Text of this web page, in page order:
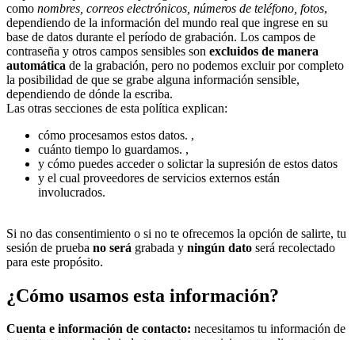
como nombres, correos electrónicos, números de teléfono, fotos,
dependiendo de la información del mundo real que ingrese en su
base de datos durante el período de grabación. Los campos de
contraseña y otros campos sensibles son excluidos de manera
automática de la grabación, pero no podemos excluir por completo
la posibilidad de que se grabe alguna información sensible,
dependiendo de dónde la escriba.
Las otras secciones de esta política explican:
cómo procesamos estos datos. ,
cuánto tiempo lo guardamos. ,
y cómo puedes acceder o solictar la supresión de estos datos
y el cual proveedores de servicios externos están
involucrados.
Si no das consentimiento o si no te ofrecemos la opción de salirte, tu
sesión de prueba no será grabada y ningún dato será recolectado
para este propósito.
¿Cómo usamos esta información?
Cuenta e información de contacto: necesitamos tu información de